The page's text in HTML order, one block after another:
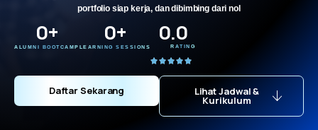
portfolio siap kerja, dan dibimbing dari nol
ALUMNI BOOTCAMP
0+
LEARNING SESSIONS
0+ 0.0
RATING
Daftar Sekarang Lihat Jadwal &
Kurikulum